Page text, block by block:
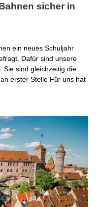
sicher in
ein neues Schuljahr
Dafür sind unsere
Sie sind gleichzeitig die
erster Stelle Für uns hat